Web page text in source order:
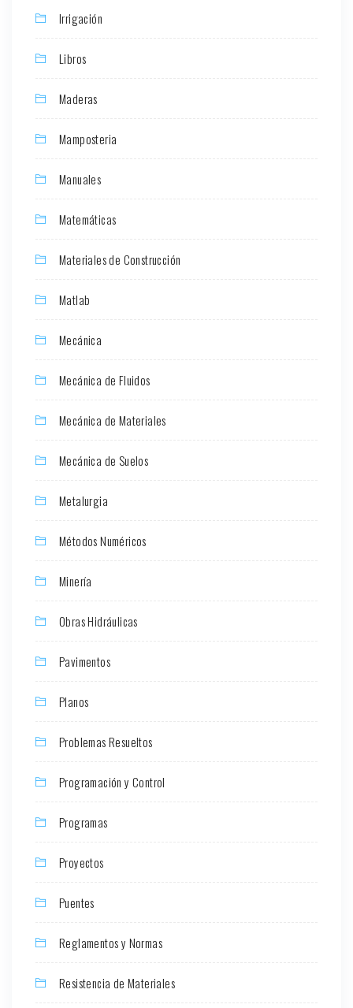
Irrigación
Libros
Maderas
Mamposteria
Manuales
Matemáticas
Materiales de Construcción
Matlab
Mecánica
Mecánica de Fluidos
Mecánica de Materiales
Mecánica de Suelos
Metalurgia
Métodos Numéricos
Minería
Obras Hidráulicas
Pavimentos
Planos
Problemas Resueltos
Programación y Control
Programas
Proyectos
Puentes
Reglamentos y Normas
Resistencia de Materiales